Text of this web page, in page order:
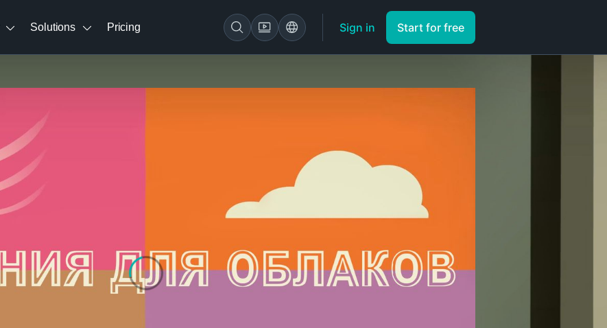
Solutions Pricing Sign in Start for free